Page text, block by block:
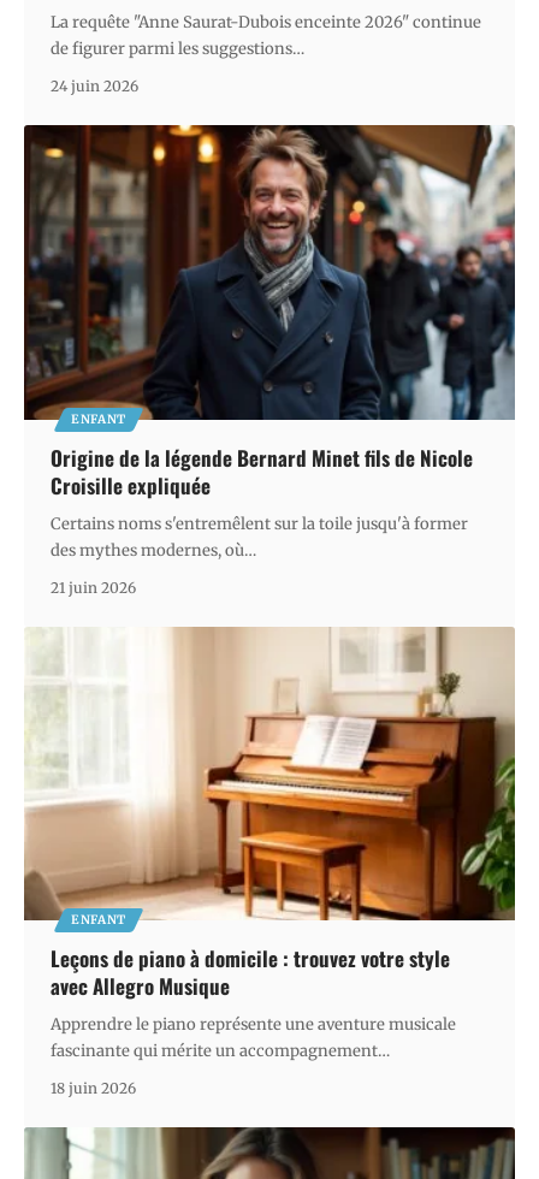
La requête "Anne Saurat-Dubois enceinte 2026" continue
de figurer parmi les suggestions…
24 juin 2026
ENFANT
Origine de la légende Bernard Minet fils de Nicole
Croisille expliquée
Certains noms s'entremêlent sur la toile jusqu'à former
des mythes modernes, où…
21 juin 2026
ENFANT
Leçons de piano à domicile : trouvez votre style
avec Allegro Musique
Apprendre le piano représente une aventure musicale
fascinante qui mérite un accompagnement…
18 juin 2026